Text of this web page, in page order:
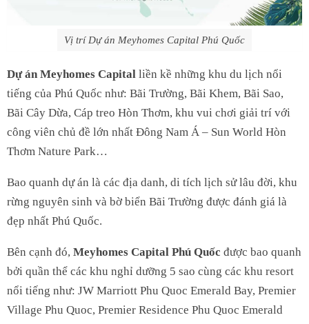
Vị trí Dự án Meyhomes Capital Phú Quốc
Dự án Meyhomes Capital liền kề những khu du lịch nổi
tiếng của Phú Quốc như: Bãi Trường, Bãi Khem, Bãi Sao,
Bãi Cây Dừa, Cáp treo Hòn Thơm, khu vui chơi giải trí với
công viên chủ đề lớn nhất Đông Nam Á – Sun World Hòn
Thơm Nature Park…
Bao quanh dự án là các địa danh, di tích lịch sử lâu đời, khu
rừng nguyên sinh và bờ biển Bãi Trường được đánh giá là
đẹp nhất Phú Quốc.
Bên cạnh đó, Meyhomes Capital Phú Quốc được bao quanh
bởi quần thể các khu nghỉ dưỡng 5 sao cùng các khu resort
nổi tiếng như: JW Marriott Phu Quoc Emerald Bay, Premier
Village Phu Quoc, Premier Residence Phu Quoc Emerald